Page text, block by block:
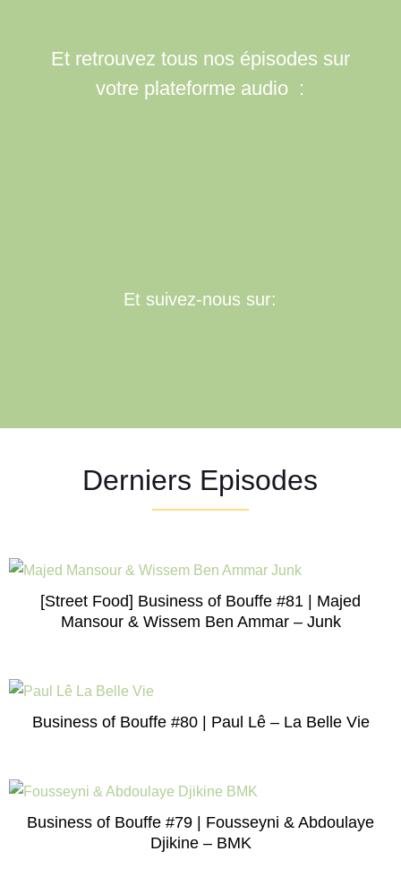
Et retrouvez tous nos épisodes sur
votre plateforme audio :
Et suivez-nous sur:
Derniers Episodes
[Street Food] Business of Bouffe #81 | Majed
Mansour & Wissem Ben Ammar – Junk
Business of Bouffe #80 | Paul Lê – La Belle Vie
Business of Bouffe #79 | Fousseyni & Abdoulaye
Djikine – BMK